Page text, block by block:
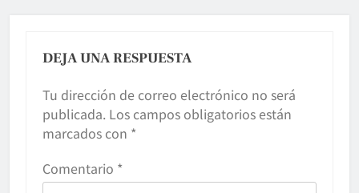
DEJA UNA RESPUESTA
Tu dirección de correo electrónico no será
publicada. Los campos obligatorios están
marcados con *
Comentario *